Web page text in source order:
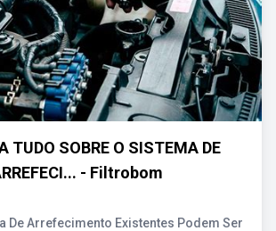
TUDO SOBRE O SISTEMA DE
- Filtrobom
De Arrefecimento Existentes Podem Ser